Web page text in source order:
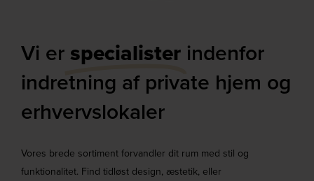
Vi er specialister indenfor
indretning af private hjem og
erhvervslokaler​
Vores brede sortiment forvandler dit rum med stil og
funktionalitet. Find tidløst design, æstetik, eller